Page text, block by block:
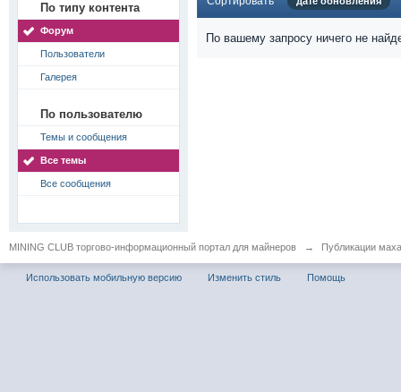
По типу контента
Форум
Пользователи
Галерея
По пользователю
Темы и сообщения
Все темы
Все сообщения
По вашему запросу ничего не
MINING CLUB торгово-информационный портал для майнеров → Публикации
Использовать мобильную версию Изменить стиль Помощь